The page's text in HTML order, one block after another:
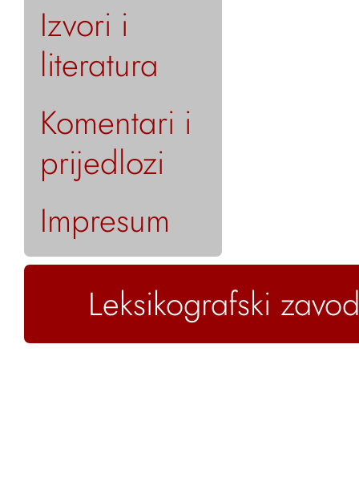
Izvori i
literatura
Komentari i
prijedlozi
Impresum
Leksikografski